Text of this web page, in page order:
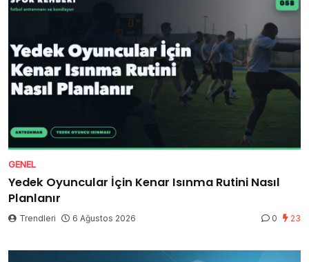
GENEL
Yedek Oyuncular İçin Kenar Isınma Rutini Nasıl
Planlanır
Trendleri 6 Ağustos 2026 0 23